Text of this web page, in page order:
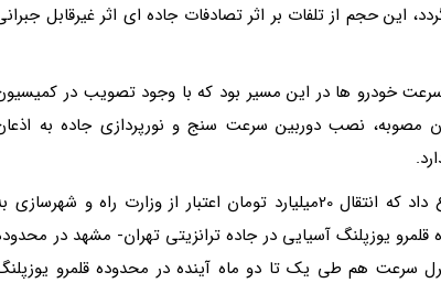
این گونه کمتر از 40 فرد برآورد می گردد، این حجم از تلفات بر اثر تصادفات جاده ای اثر غیرقابل
خودرو ها در این مسیر بود که با وجود تصویب در
نصب دوربین سرعت سنج و نورپردازی جاده به
یک ماه پیش علی سلاجقه، رییس سازمان محیط زیست اطلاع داد که انتقال 20میلیارد تومان اعتبار از وزارت راه و
یوزپلنگ آسیایی در جاده ترانزیتی تهران- مشهد در
هم طی یک تا دو ماه آینده در محدوده قلمرو